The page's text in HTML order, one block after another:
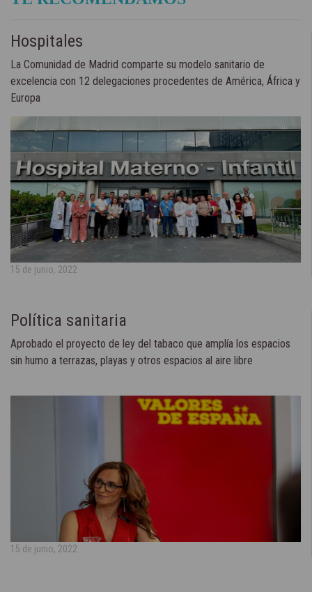
Hospitales
La Comunidad de Madrid comparte su modelo sanitario de
excelencia con 12 delegaciones procedentes de América, África y
Europa
15 de junio, 2022
Política sanitaria
Aprobado el proyecto de ley del tabaco que amplía los espacios
sin humo a terrazas, playas y otros espacios al aire libre
15 de junio, 2022